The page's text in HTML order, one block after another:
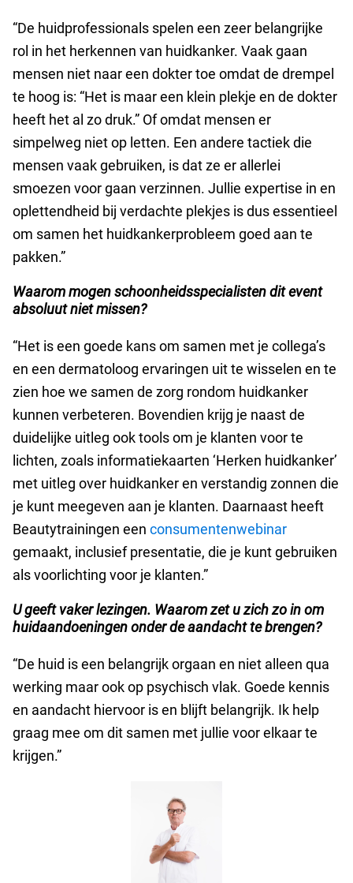
“De huidprofessionals spelen een zeer belangrijke
rol in het herkennen van huidkanker. Vaak gaan
mensen niet naar een dokter toe omdat de drempel
te hoog is: “Het is maar een klein plekje en de dokter
heeft het al zo druk.” Of omdat mensen er
simpelweg niet op letten. Een andere tactiek die
mensen vaak gebruiken, is dat ze er allerlei
smoezen voor gaan verzinnen. Jullie expertise in en
oplettendheid bij verdachte plekjes is dus essentieel
om samen het huidkankerprobleem goed aan te
pakken.”
Waarom mogen schoonheidsspecialisten dit event
absoluut niet missen?
“Het is een goede kans om samen met je collega’s
en een dermatoloog ervaringen uit te wisselen en te
zien hoe we samen de zorg rondom huidkanker
kunnen verbeteren. Bovendien krijg je naast de
duidelijke uitleg ook tools om je klanten voor te
lichten, zoals informatiekaarten ‘Herken huidkanker’
met uitleg over huidkanker en verstandig zonnen die
je kunt meegeven aan je klanten. Daarnaast heeft
Beautytrainingen een consumentenwebinar
gemaakt, inclusief presentatie, die je kunt gebruiken
als voorlichting voor je klanten.”
U geeft vaker lezingen. Waarom zet u zich zo in om
huidaandoeningen onder de aandacht te brengen?
“De huid is een belangrijk orgaan en niet alleen qua
werking maar ook op psychisch vlak. Goede kennis
en aandacht hiervoor is en blijft belangrijk. Ik help
graag mee om dit samen met jullie voor elkaar te
krijgen.”